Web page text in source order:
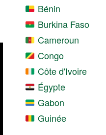
Bénin
Burkina Faso
Cameroun
Congo
Côte d'Ivoire
Égypte
Gabon
Guinée